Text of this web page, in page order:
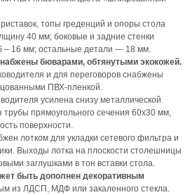
топы греденций и опоры стола
40 мм; боковые и задние стенки
– 16 мм; остальные детали — 18 мм.
бюварами, обтянутыми экокожей.
и для переговоров снабжены
ПВХ-пленкой.
усилена снизу металлической
прямоугольного сечения 60х30 мм,
поверхности.
лотком для укладки сетевого фильтра и
Выходы лотка на плоскости столешницы
заглушками в тон вставки стола.
быть дополнен декоративным
из ЛДСП, МДФ или закаленного стекла.